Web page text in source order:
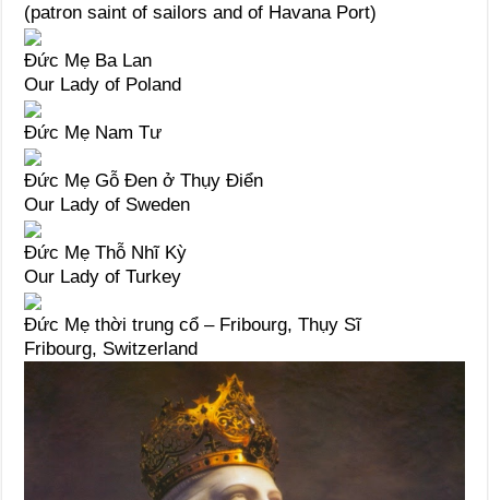
(patron saint of sailors and of Havana Port)
Đức Mẹ Ba Lan
Our Lady of Poland
Đức Mẹ Nam Tư
Đức Mẹ Gỗ Đen ở Thụy Điển
Our Lady of Sweden
Đức Mẹ Thỗ Nhĩ Kỳ
Our Lady of Turkey
Đức Mẹ thời trung cổ – Fribourg, Thụy Sĩ
Fribourg, Switzerland